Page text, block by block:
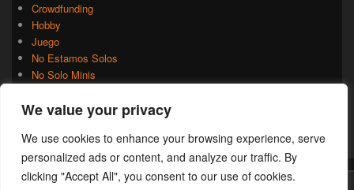
We value your privacy
We use cookies to enhance your browsing experience, serve
personalized ads or content, and analyze our traffic. By
clicking "Accept All", you consent to our use of cookies.
Crowdfunding
Hobby
Juego
No Estamos Solos
No Solo Minis
Rumores
Uncategorized